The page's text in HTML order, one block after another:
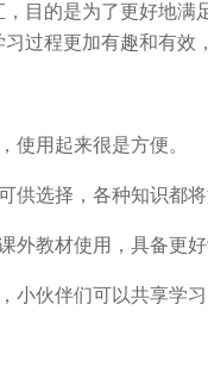
目的是为了更好地满
过程更加有趣和有效
使用起来很是方便。
供选择，各种知识都将
外教材使用，具备更好
小伙伴们可以共享学习